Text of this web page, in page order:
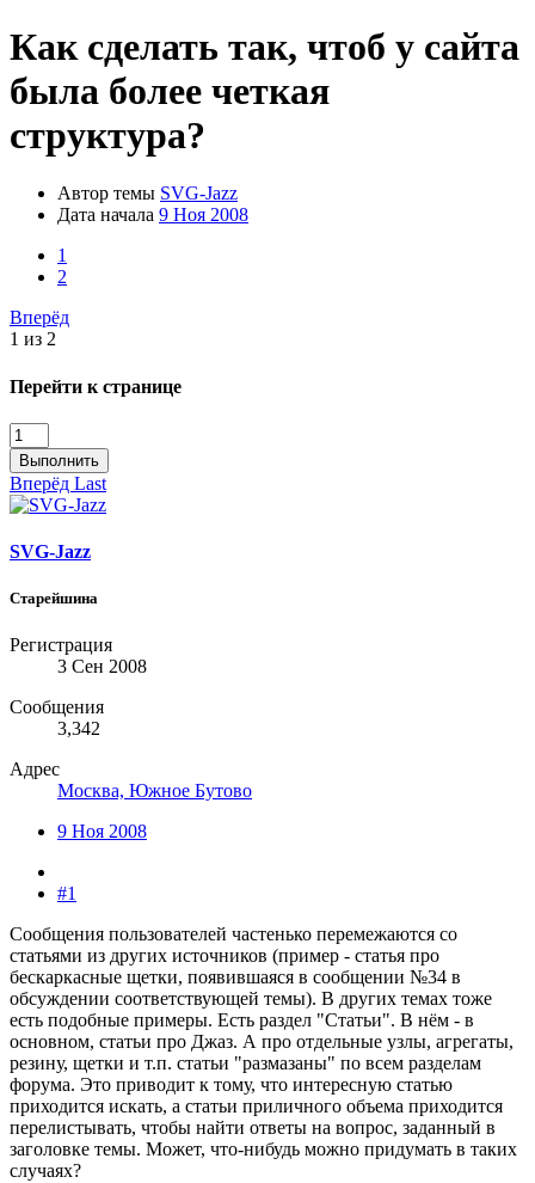
Как сделать так, чтоб у сайта
была более четкая
структура?
Автор темы SVG-Jazz
Дата начала 9 Ноя 2008
1
2
Вперёд
1 из 2
Перейти к странице
Выполнить
Вперёд Last
SVG-Jazz
Старейшина
Регистрация
3 Сен 2008
Сообщения
3,342
Адрес
Москва, Южное Бутово
9 Ноя 2008
#1
Сообщения пользователей частенько перемежаются со
статьями из других источников (пример - статья про
бескаркасные щетки, появившаяся в сообщении №34 в
обсуждении соответствующей темы). В других темах тоже
есть подобные примеры. Есть раздел "Статьи". В нём - в
основном, статьи про Джаз. А про отдельные узлы, агрегаты,
резину, щетки и т.п. статьи "размазаны" по всем разделам
форума. Это приводит к тому, что интересную статью
приходится искать, а статьи приличного объема приходится
перелистывать, чтобы найти ответы на вопрос, заданный в
заголовке темы. Может, что-нибудь можно придумать в таких
случаях?